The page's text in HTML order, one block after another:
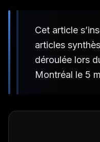
Cet article
articles
déroulée lors
Montréal le 5